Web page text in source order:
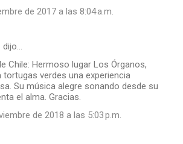
de 2017 a las 8:04 a.m.
dijo…
Chile: Hermoso lugar Los Órganos,
tortugas verdes una experiencia
Su música alegre sonando desde su
el alma. Gracias.
de 2018 a las 5:03 p.m.